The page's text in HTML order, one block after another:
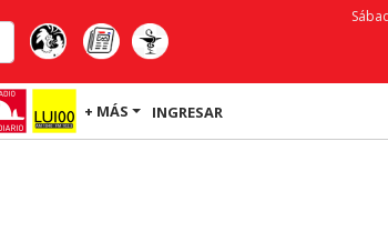
+ MÁS INGRESAR